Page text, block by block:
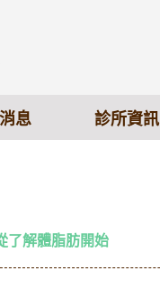
息 診所資訊
了解體脂肪開始